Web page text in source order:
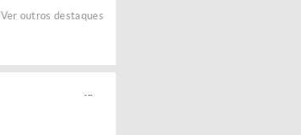
Ver outros destaques